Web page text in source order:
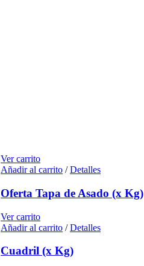
Ver carrito
Añadir al carrito / Detalles
Oferta Tapa de Asado (x Kg)
Ver carrito
Añadir al carrito / Detalles
Cuadril (x Kg)